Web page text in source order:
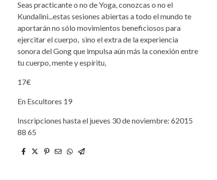
Seas practicante o no de Yoga, conozcas o no el
Kundalini...estas sesiones abiertas a todo el mundo te
aportarán no sólo movimientos beneficiosos para
ejercitar el cuerpo, sino el extra de la experiencia
sonora del Gong que impulsa aún más la conexión entre
tu cuerpo, mente y espíritu,
17€
En Escultores 19
Inscripciones hasta el jueves 30 de noviembre: 62015
88 65